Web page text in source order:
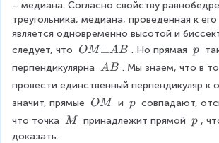
A
B
M
\
O
– медиана. Согласно свойству
треугольника, медиана, проведенная к
является одновременно высотой и
следует, что O
M
\
b
ot
A
OM⊥AB . Но прямая \
\
p
перпендикулярна \
\
A
B
AB . Мы знаем, что в
провести единственный перпендикуляр к
значит, прямые \
\
OM и \
\
p совпадают,
что точка \
M принадлежит прямой \
p ,
доказать.